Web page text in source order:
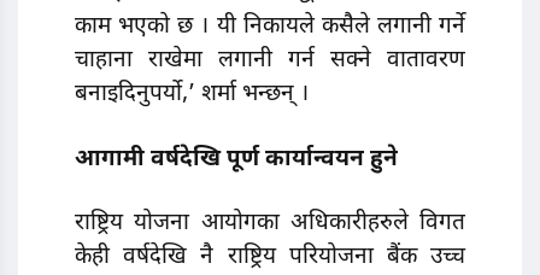
काम भएकाे छ । यी निकायले कसैले लगानी गर्ने
चाहाना राखेमा लगानी गर्न सक्ने वातावरण
बनाइदिनुपर्यो,’ शर्मा भन्छन् ।
आगामी वर्षदेखि पूर्ण कार्यान्वयन हुने
राष्ट्रिय योजना आयोगका अधिकारीहरुले विगत
केही वर्षदेखि नै राष्ट्रिय परियोजना बैंक उच्च